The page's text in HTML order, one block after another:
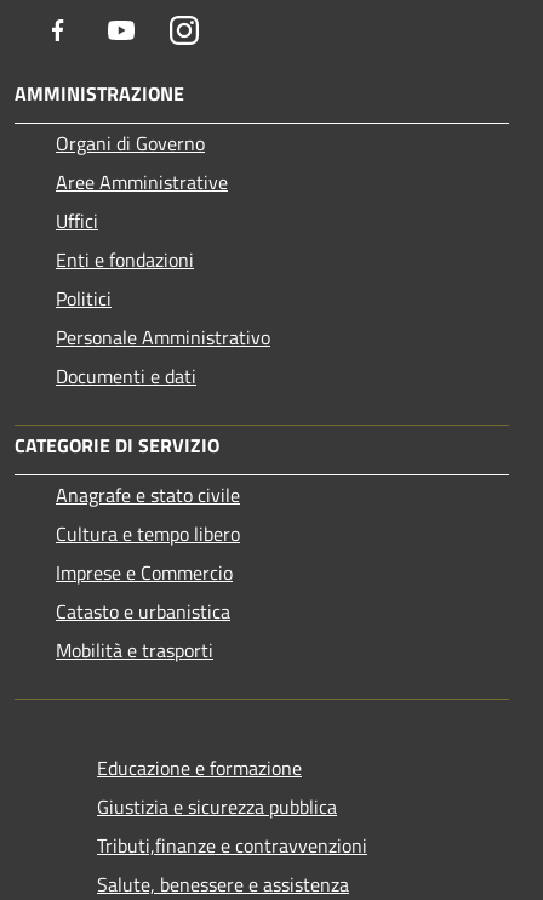
Facebook YoutubeInstagram
AMMINISTRAZIONE
Organi di Governo
Aree Amministrative
Uffici
Enti e fondazioni
Politici
Personale Amministrativo
Documenti e dati
CATEGORIE DI SERVIZIO
Anagrafe e stato civile
Cultura e tempo libero
Imprese e Commercio
Catasto e urbanistica
Mobilità e trasporti
Educazione e formazione
Giustizia e sicurezza pubblica
Tributi,finanze e contravvenzioni
Salute, benessere e assistenza